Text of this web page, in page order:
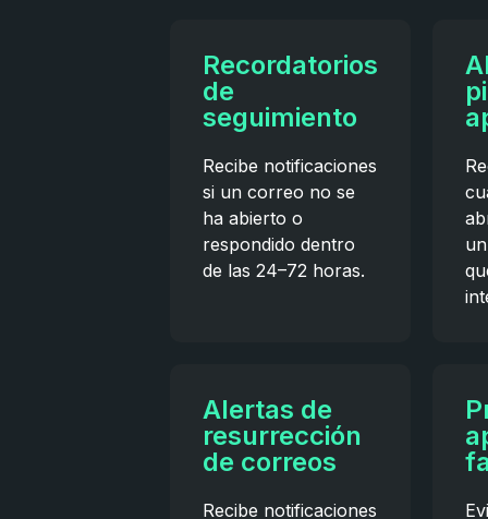
Recordatorios
de
seguimiento
Recibe notificaciones
si un correo no se
ha abierto o
respondido dentro
de las 24–72 horas.
Alertas de
resurrección
de correos
Recibe notificaciones